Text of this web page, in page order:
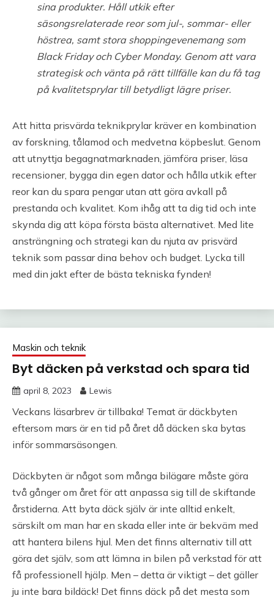
sina produkter. Håll utkik efter
säsongsrelaterade reor som jul-, sommar- eller
höstrea, samt stora shoppingevenemang som
Black Friday och Cyber Monday. Genom att vara
strategisk och vänta på rätt tillfälle kan du få tag
på kvalitetsprylar till betydligt lägre priser.
Att hitta prisvärda teknikprylar kräver en kombination
av forskning, tålamod och medvetna köpbeslut. Genom
att utnyttja begagnatmarknaden, jämföra priser, läsa
recensioner, bygga din egen dator och hålla utkik efter
reor kan du spara pengar utan att göra avkall på
prestanda och kvalitet. Kom ihåg att ta dig tid och inte
skynda dig att köpa första bästa alternativet. Med lite
ansträngning och strategi kan du njuta av prisvärd
teknik som passar dina behov och budget. Lycka till
med din jakt efter de bästa tekniska fynden!
Maskin och teknik
Byt däcken på verkstad och spara tid
april 8, 2023 Lewis
Veckans läsarbrev är tillbaka! Temat är däckbyten
eftersom mars är en tid på året då däcken ska bytas
inför sommarsäsongen.
Däckbyten är något som många bilägare måste göra
två gånger om året för att anpassa sig till de skiftande
årstiderna. Att byta däck själv är inte alltid enkelt,
särskilt om man har en skada eller inte är bekväm med
att hantera bilens hjul. Men det finns alternativ till att
göra det själv, som att lämna in bilen på verkstad för att
få professionell hjälp. Men – detta är viktigt – det gäller
ju inte bara bildäck! Det finns däck på det mesta som